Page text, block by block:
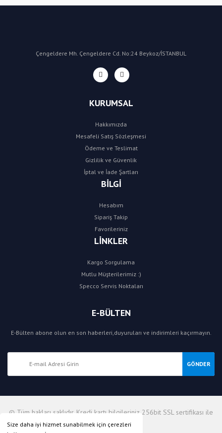
Size daha iyi hizmet sunabilmek için çerezleri
Çengeldere Mh. Çengeldere Cd. No:24 Beykoz/İSTANBUL
KURUMSAL
Hakkımızda
Mesafeli Satış Sözleşmesi
Ödeme ve Teslimat
Gizlilik ve Güvenlik
İptal ve İade Şartları
BİLGİ
Hesabım
Sipariş Takip
Favorileriniz
LİNKLER
Kargo Sorgulama
Mutlu Müşterilerimiz :)
Specco Servis Noktaları
E-BÜLTEN
E-Bülten abone olun en son haberleri,duyuruları ve indirimleri kaçırmayın.
GÖNDER
© Tüm hakları saklıdır. Kredi kartı bilgileriniz 256bit SSL sertifikası ile
korunmaktadır.